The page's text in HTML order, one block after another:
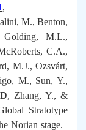
,
M., Benton,
Golding, M.L.,
C.A.,
M.J., Ozsvárt,
M., Sun, Y.,
, Zhang, Y., &
Stratotype
Norian stage.